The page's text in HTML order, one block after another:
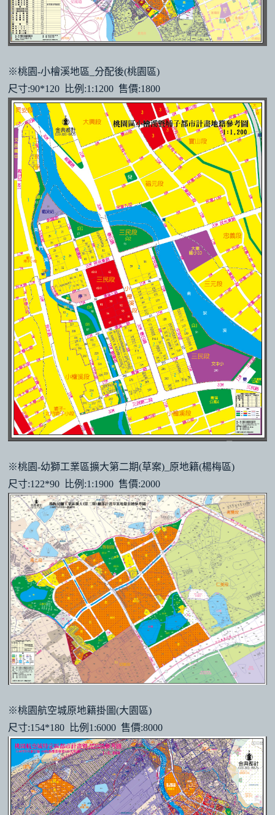
※桃園-小檜溪地區_分配後(桃園區)
尺寸:90*120 比例:1:1200 售價:1800
※桃園-幼獅工業區擴大第二期(草案)_原地籍(楊梅區)
尺寸:122*90 比例:1:1900 售價:2000
※桃園航空城原地籍掛圖(大園區)
尺寸:154*180 比例1:6000 售價:8000